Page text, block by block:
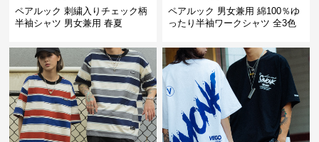
ペアルック 刺繍入りチェック柄
半袖シャツ 男女兼用 春夏
ペアルック 男女兼用 綿100％ゆ
ったり半袖ワークシャツ 全3色